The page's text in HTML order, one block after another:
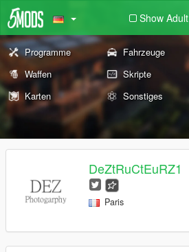
Show Adult
Programme Fahrzeuge
Waffen
Skripte
Karten
Sonstiges
DeZtRuCtEuRZ1
Paris